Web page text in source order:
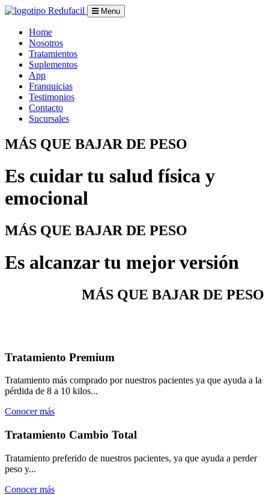
Menu
Home
Nosotros
Tratamientos
Suplementos
App
Franquicias
Testimonios
Contacto
Sucursales
MÁS QUE BAJAR DE PESO
Es cuidar tu salud física y
emocional
MÁS QUE BAJAR DE PESO
Es alcanzar tu mejor versión
MÁS QUE BAJAR DE PESO
Tratamiento Premium
Tratamiento más comprado por nuestros pacientes ya que ayuda a la
pérdida de 8 a 10 kilos...
Conocer más
Tratamiento Cambio Total
Tratamiento preferido de nuestros pacientes, ya que ayuda a perder
peso y...
Conocer más